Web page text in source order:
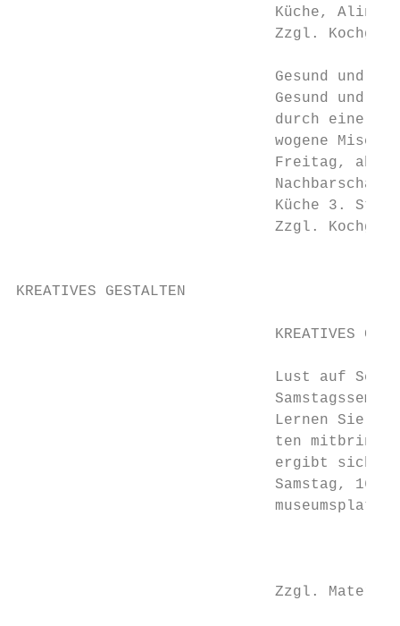
Küche, Alina
Zzgl.
Gesund und
Gesund und
durch eine
wogene
Freitag, ab
Küche 3.
Zzgl.
KREATIVES GESTALTEN
KREATIVES
Lust auf
Lernen Sie
ten
ergibt sich
Samstag, 16.
museumsplatz
Zzgl.